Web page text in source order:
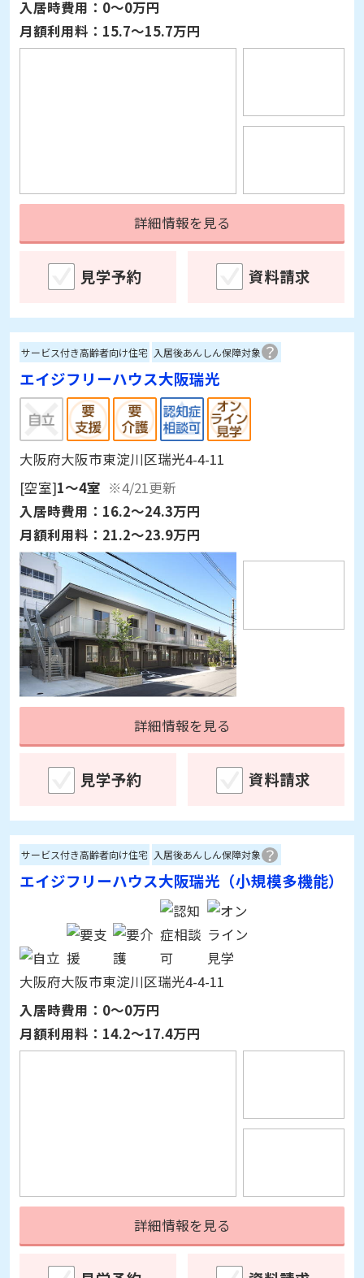
月額利用料： 15.7～15.7万円
詳細情報を見る
サービス付き高齢者向け住宅 入居後あんしん保障対象
エイジフリーハウス大阪瑞光
大阪府大阪市東淀川区瑞光4-4-11
[空室]1～4室 ※4/21更新
入居時費用： 16.2～24.3万円
月額利用料： 21.2～23.9万円
詳細情報を見る
サービス付き高齢者向け住宅 入居後あんしん保障対象
エイジフリーハウス大阪瑞光（小規模多機能）
大阪府大阪市東淀川区瑞光4-4-11
入居時費用：0～0万円
月額利用料： 14.2～17.4万円
詳細情報を見る